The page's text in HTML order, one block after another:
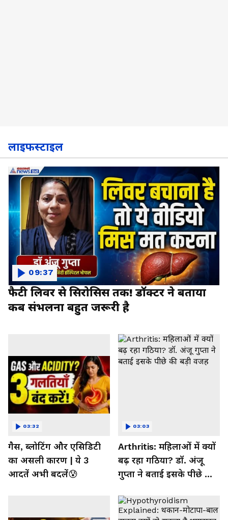
लाइफस्टाइल
फैटी लिवर से सिरोसिस तक! डॉक्टर ने बताया
कब संभलना बहुत जरूरी है
09:37
गैस, ब्लोटिंग और एसिडिटी
का असली कारण | ये 3
आदतें अभी बदलें😰
03:32
Arthritis: महिलाओं में क्यों
बढ़ रहा गठिया? डॉ. अंजू
गुप्ता ने बताई इसके पीछे की
03:03